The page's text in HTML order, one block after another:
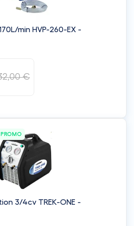
min HVP-260-EX -
€
PROMO
3/4cv TREK-ONE -